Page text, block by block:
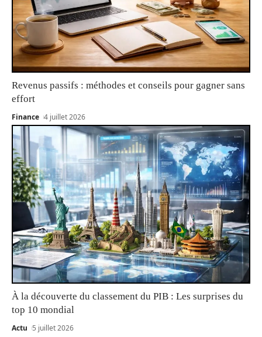
Revenus passifs : méthodes et conseils pour gagner sans
effort
Finance 4 juillet 2026
À la découverte du classement du PIB : Les surprises du
top 10 mondial
Actu 5 juillet 2026